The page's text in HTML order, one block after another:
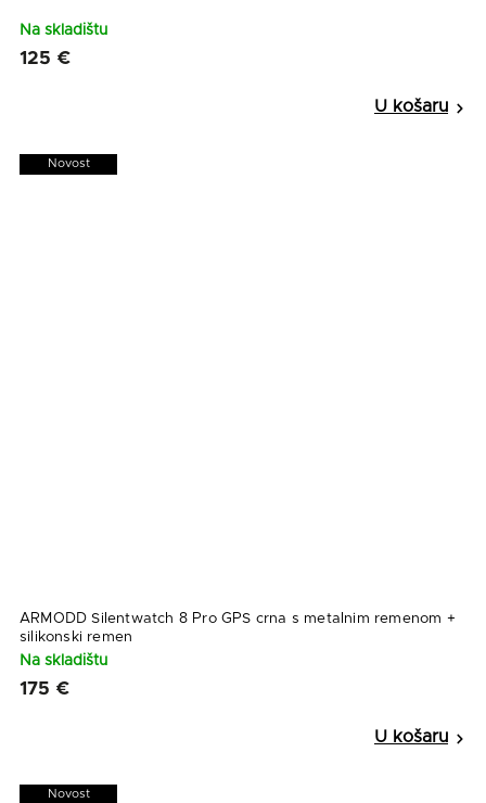
Na skladištu
125 €
Novost
ARMODD Silentwatch 8 Pro GPS crna s metalnim remenom +
silikonski remen
Na skladištu
175 €
Novost